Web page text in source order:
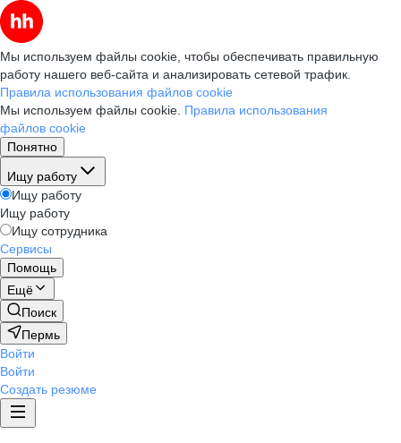
Мы используем файлы cookie, чтобы обеспечивать правильную
работу нашего веб-сайта и анализировать сетевой трафик.
Правила использования файлов cookie
Мы используем файлы cookie. Правила использования
файлов cookie
Понятно
Ищу работу
Ищу работу
Ищу работу
Ищу сотрудника
Сервисы
Помощь
Ещё
Поиск
Пермь
Войти
Войти
Создать резюме